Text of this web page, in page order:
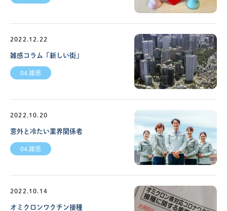
2022.12.22
雑感コラム「新しい街」
04.雑感
2022.10.20
意外と冷たい業界関係者
04.雑感
2022.10.14
オミクロンワクチン接種